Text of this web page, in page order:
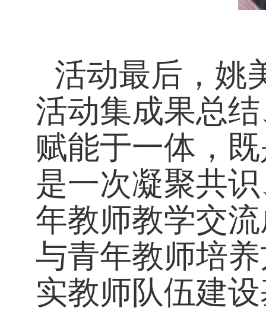
活动最后，姚
活动集成果总
赋能于一体，
是一次凝聚共
年教师教学交
与青年教师培
实教师队伍建